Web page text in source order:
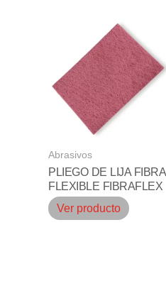
Abrasivos
PLIEGO DE LIJA FIBRA
FLEXIBLE FIBRAFLEX
Ver producto